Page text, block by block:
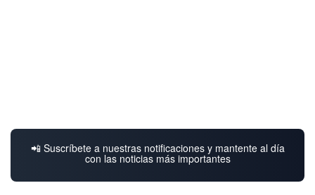
📲 Suscríbete a nuestras notificaciones y mantente al día
con las noticias más importantes